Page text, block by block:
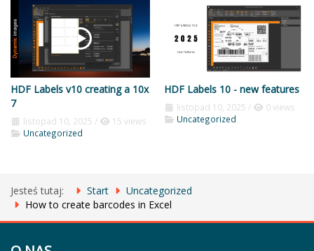
HDF Labels v10 creating a 10x
7
listopad 10, 2025 /
15 views
Uncategorized
HDF Labels 10 - new features
listopad 10, 2025 /
0 views
Uncategorized
Jesteś tutaj: Start
Uncategorized
How to create barcodes in Excel